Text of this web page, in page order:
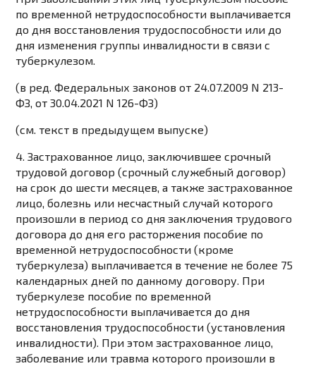
по временной нетрудоспособности выплачивается
до дня восстановления трудоспособности или до
дня изменения группы инвалидности в связи с
туберкулезом.
(в ред. Федеральных законов от 24.07.2009 N 213-
ФЗ, от 30.04.2021 N 126-ФЗ)
(см. текст в предыдущем выпуске)
4. Застрахованное лицо, заключившее срочный
трудовой договор (срочный служебный договор)
на срок до шести месяцев, а также застрахованное
лицо, болезнь или несчастный случай которого
произошли в период со дня заключения трудового
договора до дня его расторжения пособие по
временной нетрудоспособности (кроме
туберкулеза) выплачивается в течение не более 75
календарных дней по данному договору. При
туберкулезе пособие по временной
нетрудоспособности выплачивается до дня
восстановления трудоспособности (установления
инвалидности). При этом застрахованное лицо,
заболевание или травма которого произошли в